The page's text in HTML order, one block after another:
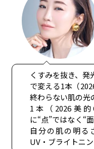
くすみを抜き、
で変える1本（
終わらない肌の光
1本（2026美
に“点”ではなく“
自分の肌の明る
UV・ブライトニン